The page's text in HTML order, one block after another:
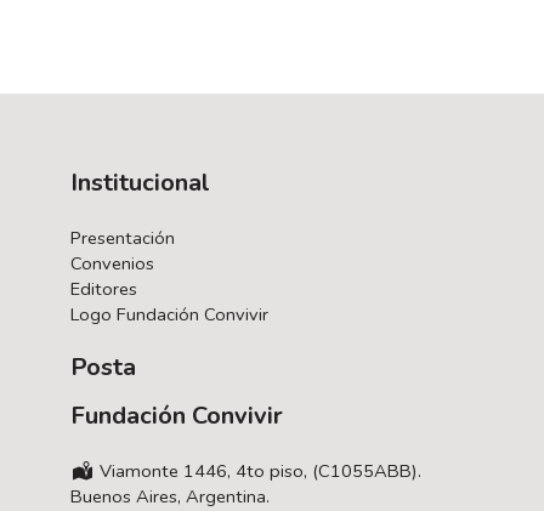
Institucional
Presentación
Convenios
Editores
Logo Fundación Convivir
Posta
Fundación Convivir
Viamonte 1446, 4to piso, (C1055ABB).
Buenos Aires, Argentina.